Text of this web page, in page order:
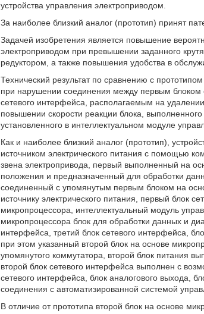
устройства управления электроприводом.
За наиболее близкий аналог (прототип) принят
Задачей изобретения является повышение
электроприводом при превышении заданного
редуктором, а также повышения удобства в
Технический результат по сравнению с
при нарушении соединения между первым блоком
сетевого интерфейса, располагаемым на
повышении скорости реакции блока,
установленного в интеллектуальном модуле
Как и наиболее близкий аналог (прототип),
источником электрического питания с помощью
звена электропривода, первый выполненный на
положения и предназначенный для обработки
соединенный с упомянутым первым блоком на
источнику электрического питания, первый блок
микропроцессора, интеллектуальный модуль
микропроцессора блок для обработки данных и
интерфейса, третий блок сетевого интерфейса,
при этом указанный второй блок на основе
упомянутого коммутатора, второй блок питания
второй блок сетевого интерфейса выполнен с
сетевого интерфейса, блок аналогового выхода,
соединения с автоматизированной системой
В отличие от прототипа второй блок на основе